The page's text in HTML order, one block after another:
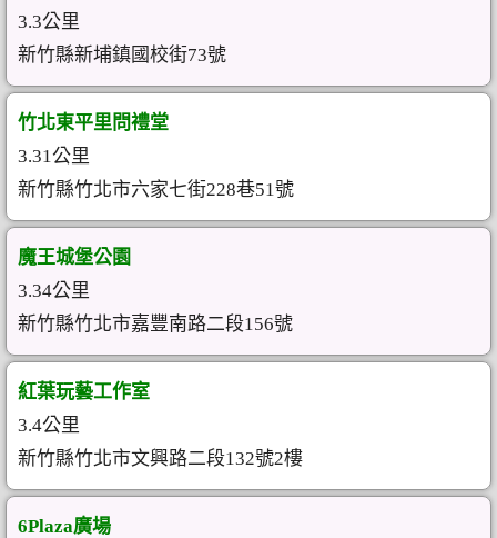
3.3公里
新竹縣新埔鎮國校街73號
竹北東平里問禮堂
3.31公里
新竹縣竹北市六家七街228巷51號
魔王城堡公園
3.34公里
新竹縣竹北市嘉豐南路二段156號
紅葉玩藝工作室
3.4公里
新竹縣竹北市文興路二段132號2樓
6Plaza廣場